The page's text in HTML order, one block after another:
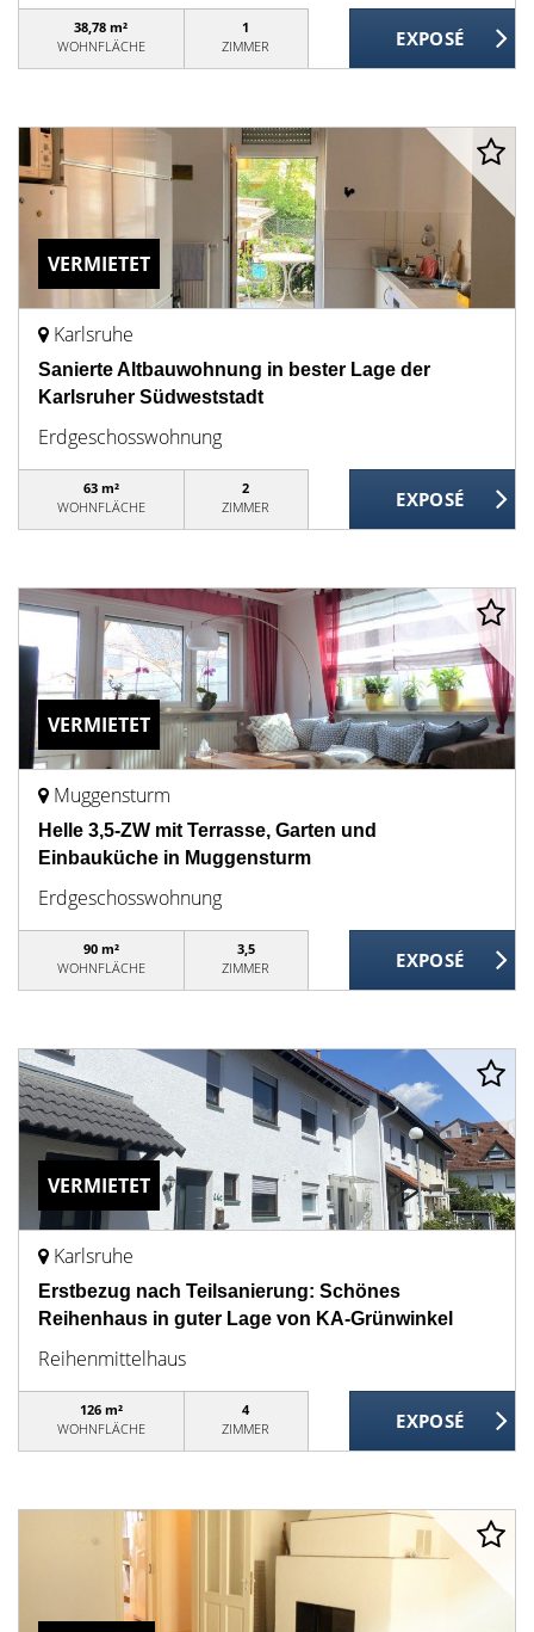
38,78 m²
WOHNFLÄCHE
1
ZIMMER
VERMIETET
Karlsruhe
Sanierte Altbauwohnung in bester Lage der
Karlsruher Südweststadt
Erdgeschosswohnung
63 m²
WOHNFLÄCHE
2
ZIMMER
VERMIETET
Muggensturm
Helle 3,5-ZW mit Terrasse, Garten und
Einbauküche in Muggensturm
Erdgeschosswohnung
90 m²
WOHNFLÄCHE
3,5
ZIMMER
VERMIETET
Karlsruhe
Erstbezug nach Teilsanierung: Schönes
Reihenhaus in guter Lage von KA-Grünwinkel
Reihenmittelhaus
126 m²
WOHNFLÄCHE
4
ZIMMER